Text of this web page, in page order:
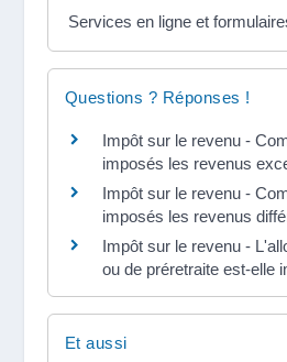
Services en ligne et
Questions ? Réponses !
Impôt sur le revenu -
imposés les revenus
Impôt sur le revenu -
imposés les revenus
Impôt sur le revenu -
ou de préretraite est-elle
Et aussi